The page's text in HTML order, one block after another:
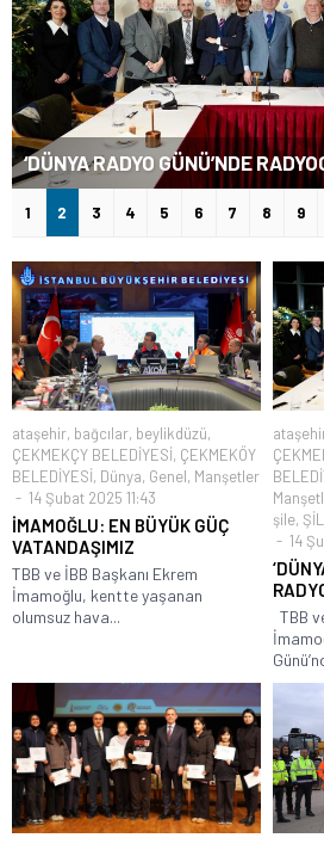
‘DÜNYA RADYO GÜNÜ’NDE
1 2 3 4 5 6 7 8 9
ataşehir, bağcılar, beylikdüzü,
ÇEKMEKÇY BELEDİYESİ, ÇEKMEKÖY
BELEDİYESİ, Dünya, Genel, Manşetler
14 Şubat 2025 11:43
İMAMOĞLU: EN BÜYÜK GÜÇ
VATANDAŞIMIZ
TBB ve İBB Başkanı Ekrem
İmamoğlu, kentte yaşanan
olumsuz hava...
şile,
14
TBB